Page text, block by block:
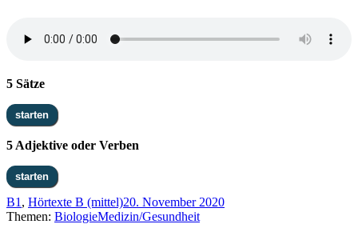
5 Sätze
5 Adjektive oder Verben
B1, Hörtexte B (mittel)20. November 2020
Themen: BiologieMedizin/Gesundheit